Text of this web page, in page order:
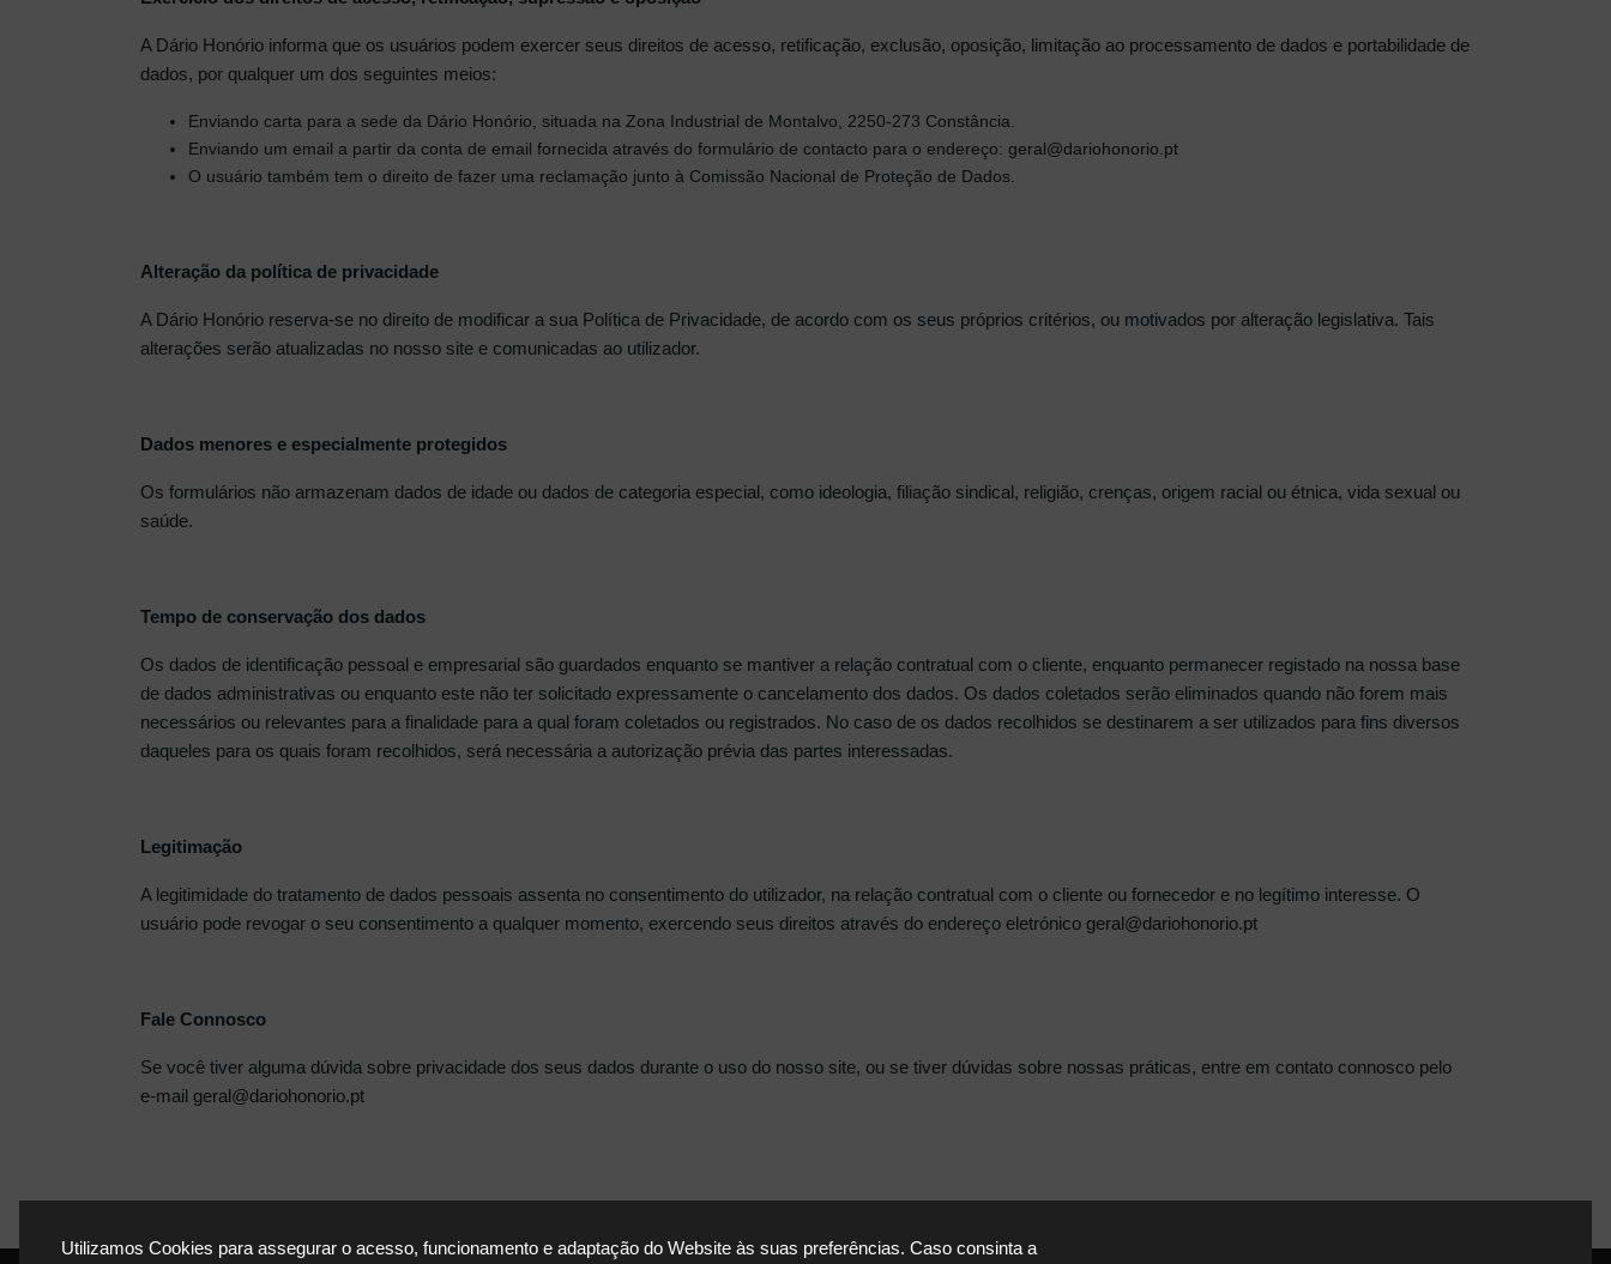
A Dário Honório informa que os usuários podem exercer seus direitos de acesso, retificação, exclusão, oposição, limitação ao processamento de dados e portabilidade de
dados, por qualquer um dos seguintes meios:
Enviando carta para a sede da Dário Honório, situada na Zona Industrial de Montalvo, 2250-273 Constância.
Enviando um email a partir da conta de email fornecida através do formulário de contacto para o endereço: geral@dariohonorio.pt
O usuário também tem o direito de fazer uma reclamação junto à Comissão Nacional de Proteção de Dados.
Alteração da política de privacidade
A Dário Honório reserva-se no direito de modificar a sua Política de Privacidade, de acordo com os seus próprios critérios, ou motivados por alteração legislativa. Tais
alterações serão atualizadas no nosso site e comunicadas ao utilizador.
Dados menores e especialmente protegidos
Os formulários não armazenam dados de idade ou dados de categoria especial, como ideologia, filiação sindical, religião, crenças, origem racial ou étnica, vida sexual ou
saúde.
Tempo de conservação dos dados
Os dados de identificação pessoal e empresarial são guardados enquanto se mantiver a relação contratual com o cliente, enquanto permanecer registado na nossa base
de dados administrativas ou enquanto este não ter solicitado expressamente o cancelamento dos dados. Os dados coletados serão eliminados quando não forem mais
necessários ou relevantes para a finalidade para a qual foram coletados ou registrados. No caso de os dados recolhidos se destinarem a ser utilizados para fins diversos
daqueles para os quais foram recolhidos, será necessária a autorização prévia das partes interessadas.
Legitimação
A legitimidade do tratamento de dados pessoais assenta no consentimento do utilizador, na relação contratual com o cliente ou fornecedor e no legítimo interesse. O
usuário pode revogar o seu consentimento a qualquer momento, exercendo seus direitos através do endereço eletrónico geral@dariohonorio.pt
Fale Connosco
Se você tiver alguma dúvida sobre privacidade dos seus dados durante o uso do nosso site, ou se tiver dúvidas sobre nossas práticas, entre em contato connosco pelo
e-mail geral@dariohonorio.pt
Utilizamos Cookies para assegurar o acesso, funcionamento e adaptação do Website às suas preferências. Caso consinta a